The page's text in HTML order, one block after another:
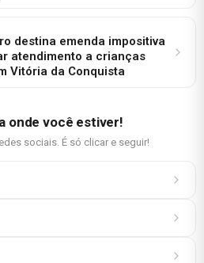
destina emenda impositiva
atendimento a crianças
Vitória da Conquista
onde você estiver!
sociais. É só clicar e seguir!